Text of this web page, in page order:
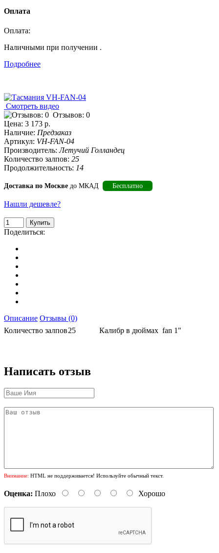
Оплата
Оплата:
Наличными при получении .
Подробнее
Смотреть видео
Отзывов: 0
Цена: 3 173 р.
Наличие: Предзаказ
Артикул: VH-FAN-04
Производитель: Летучий Голландец
Количество залпов: 25
Продолжительность: 14
Доставка по Москве до МКАД Бесплатно
Нашли дешевле?
Поделиться:
Описание Отзывы (0)
Количество залпов25 Калибр в дюймах fan 1"
Написать отзыв
Внимание: HTML не поддерживается! Используйте обычный текст.
Оценка: Плохо Хорошо